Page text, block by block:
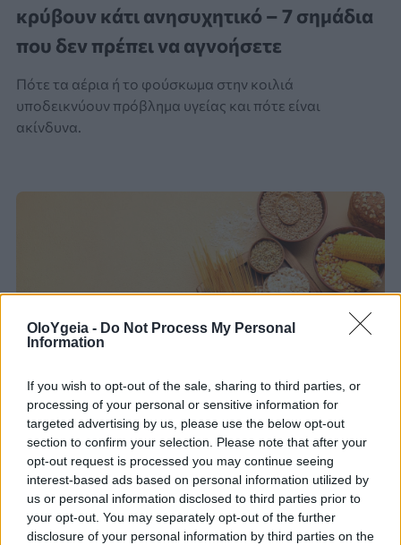
OloYgeia - Do Not Process My Personal
Information
If you wish to opt-out of the sale, sharing to third parties, or
processing of your personal or sensitive information for
targeted advertising by us, please use the below opt-out
section to confirm your selection. Please note that after your
opt-out request is processed you may continue seeing
interest-based ads based on personal information utilized by
us or personal information disclosed to third parties prior to
your opt-out. You may separately opt-out of the further
disclosure of your personal information by third parties on the
κρύβουν κάτι ανησυχητικό – 7 σημάδια
που δεν πρέπει να αγνοήσετε
Πότε τα αέρια ή το φούσκωμα στην κοιλιά
υποδεικνύουν πρόβλημα υγείας και πότε είναι
ακίνδυνα.
ΑΝΘΕΚΤΙΚΟ ΑΜΥΛΟ
Απώλεια βάρους: Πώς το ψωμί, το ρύζι
και τα ζυμαρικά μπορούν να ενισχύσουν